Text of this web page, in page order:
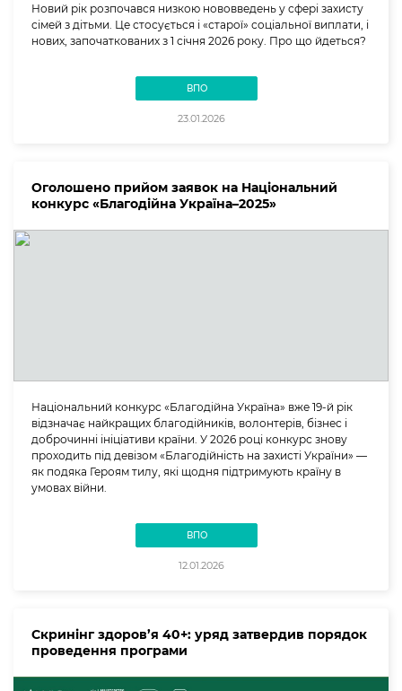
Новий рік розпочався низкою нововведень у сфері захисту
сімей з дітьми. Це стосується і «старої» соціальної виплати, і
нових, започаткованих з 1 січня 2026 року. Про що йдеться?
ВПО
23.01.2026
Оголошено прийом заявок на Національний
конкурс «Благодійна Україна–2025»
Національний конкурс «Благодійна Україна» вже 19-й рік
відзначає найкращих благодійників, волонтерів, бізнес і
доброчинні ініціативи країни. У 2026 році конкурс знову
проходить під девізом «Благодійність на захисті України» —
як подяка Героям тилу, які щодня підтримують країну в
умовах війни.
ВПО
12.01.2026
Скринінг здоров’я 40+: уряд затвердив порядок
проведення програми